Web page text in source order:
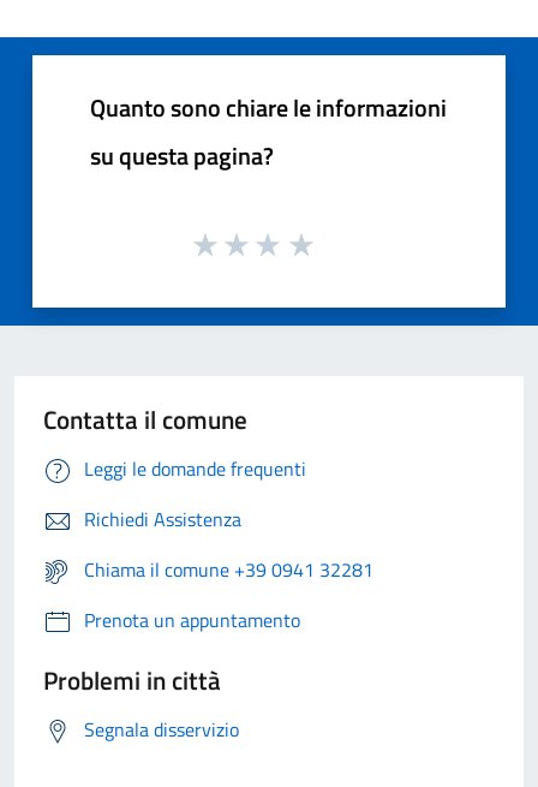
Quanto sono chiare le informazioni
su questa pagina?
Contatta il comune
Leggi le domande frequenti
Richiedi Assistenza
Chiama il comune +39 0941 32281
Prenota un appuntamento
Problemi in città
Segnala disservizio